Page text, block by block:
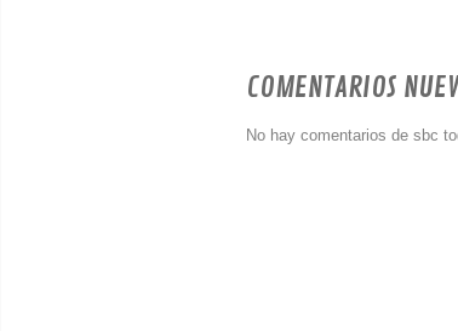
COMENTARIOS
No hay comentarios de sbc